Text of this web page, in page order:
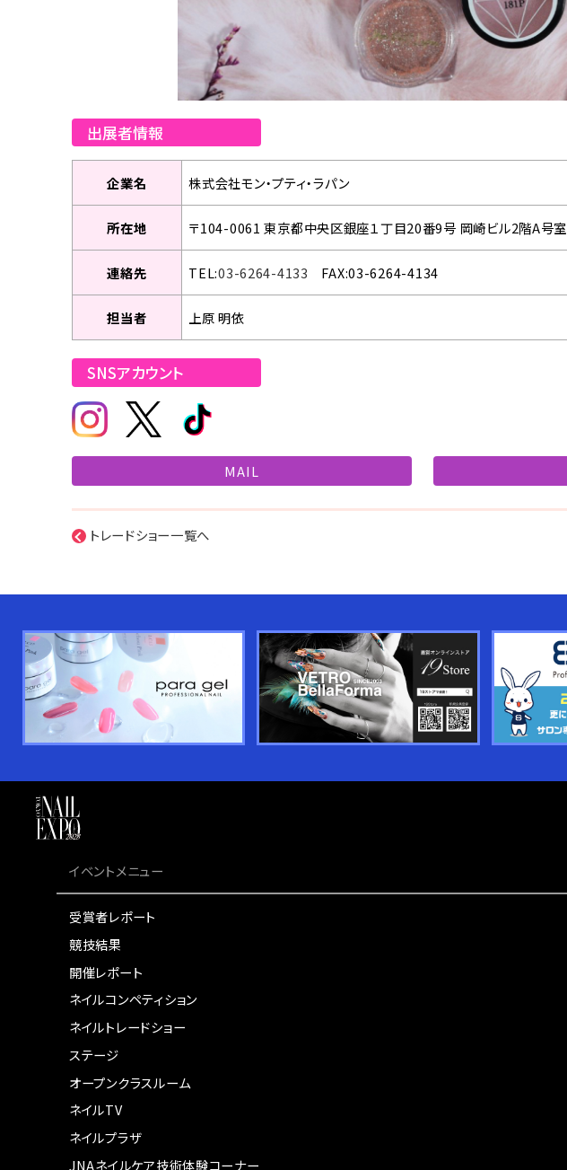
出展者情報
企業名 株式会社モン・プティ・ラパン
所在地 〒104-0061 東京都中央区銀座１丁目20番9号 岡崎ビル2階A号室
連絡先 TEL:03-6264-4133 FAX:03-6264-4134
担当者 上原 明依
SNSアカウント
MAIL
トレードショー一覧へ
イベントメニュー
受賞者レポート
競技結果
開催レポート
ネイルコンペティション
ネイルトレードショー
ステージ
オープンクラスルーム
ネイルTV
ネイルプラザ
JNAネイルケア技術体験コーナー